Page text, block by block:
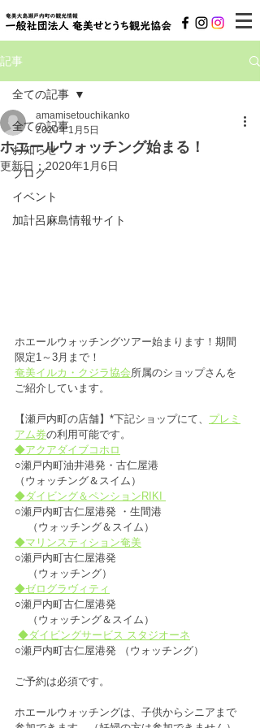
記事
全ての記事
お知らせ
ブログ
イベント
加計呂麻島情報サイト
全ての記事
ホエールウォッチング始まる！
amamisetouchikanko
2020年1月5日
更新日：2020年1月6日
ホエールウォッチングツアー始まります！期間
限定1～3月まで！
奄美イルカ・クジラ協会所属のショップさんを
ご紹介しています。
【瀬戸内町の店舗】*下記ショップにて、 プレミ
アム券の利用可能です。
◆アクアダイブコホロ
○瀬戸内町油井港発・古仁屋港
（ウォッチング＆スイム）
◆ダイビング＆ペンションRIKI
○瀬戸内町古仁屋港発 ・生間港
    （ウォッチング＆スイム）
◆マリンスティション奄美
○瀬戸内町古仁屋港発
    （ウォッチング）
◆ゼログラヴィティ
○瀬戸内町古仁屋港発
    （ウォッチング＆スイム）
◆ダイビングサービス スタジオーネ
○瀬戸内町古仁屋港発 （ウォッチング）
ご予約は必須です。
ホエールウォッチングは、子供からシニアまで